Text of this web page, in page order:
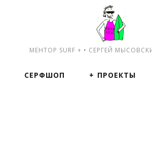
МЕНТОР SURF + • СЕРГЕЙ
СЕРФШОП ПРОЕКТЫ